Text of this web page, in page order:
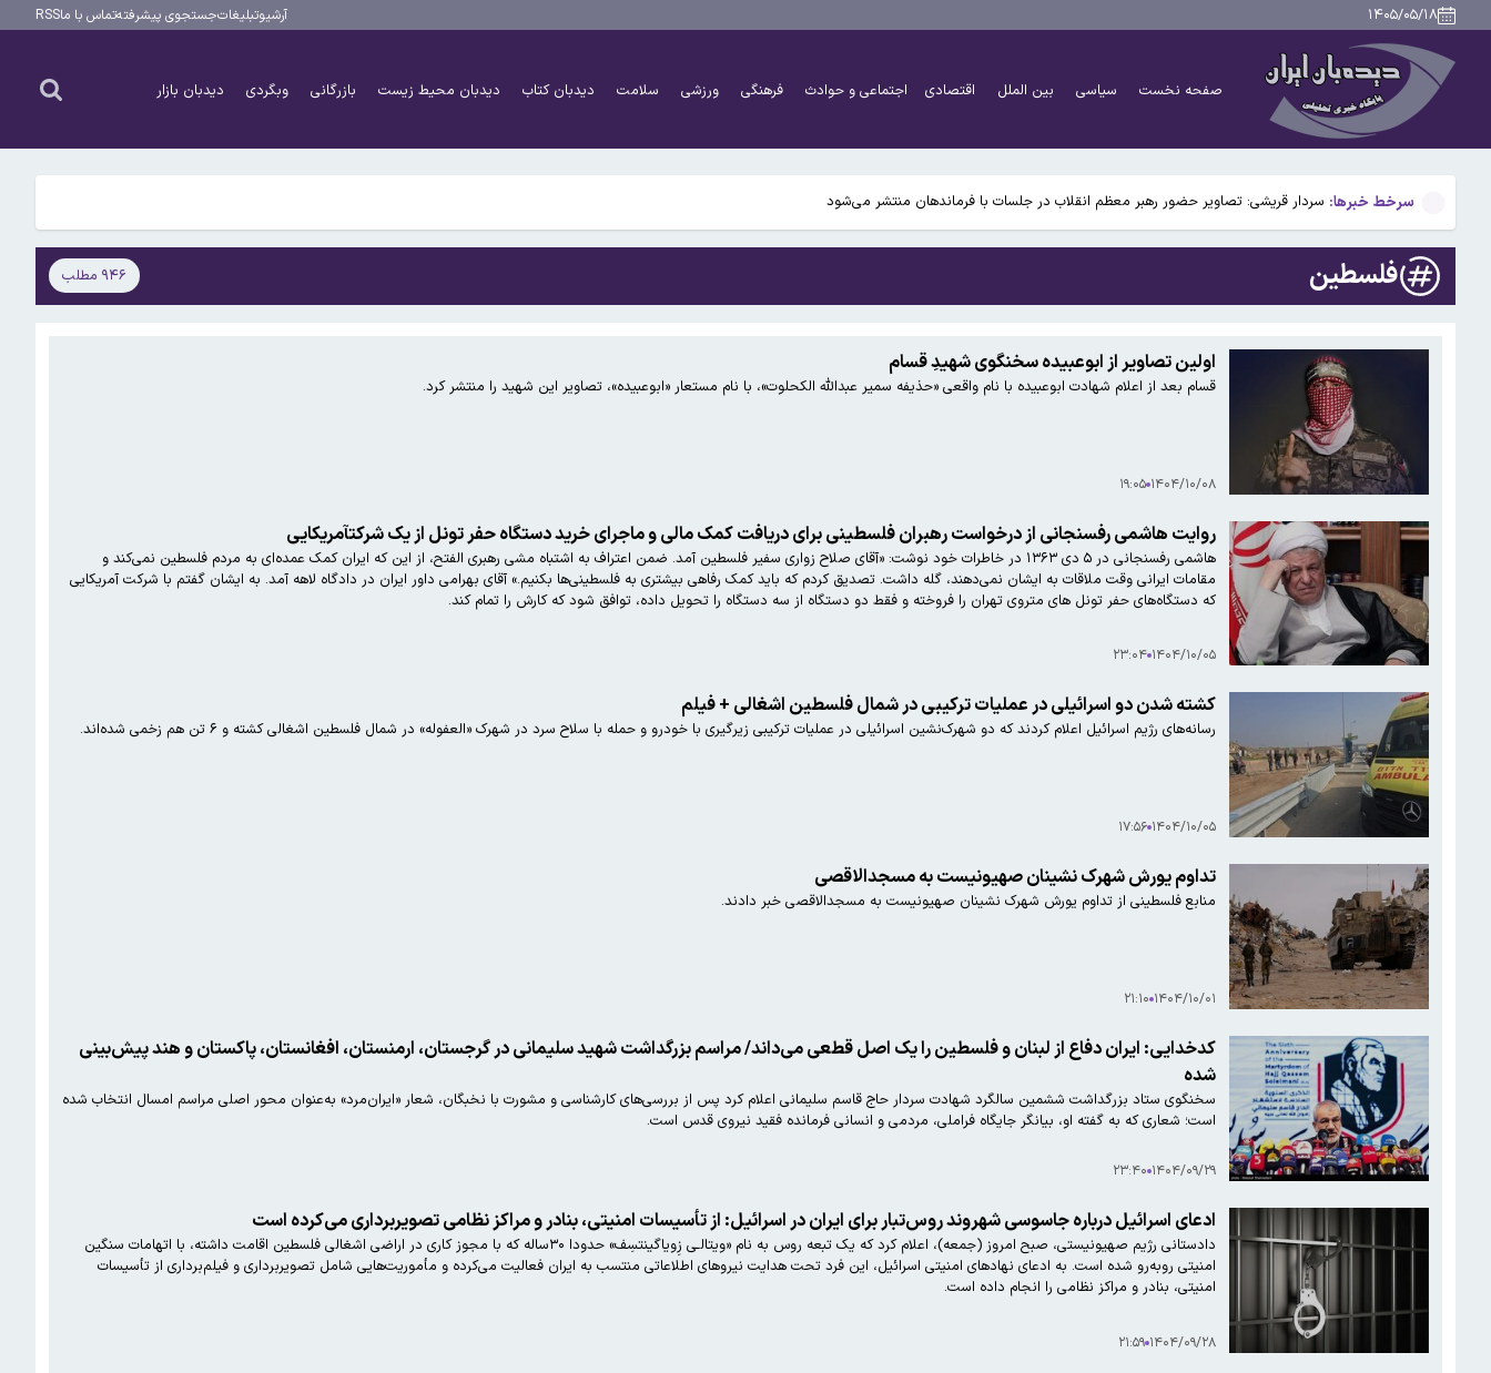
۱۴۰۵/۰۵/۱۸ آرشیوتبلیغاتجستجوی پیشرفتهتماس با ماRSS
صفحه نخست سیاسی بین الملل اقتصادی اجتماعی و حوادث فرهنگی ورزشی سلامت دیدبان کتاب دیدبان محیط زیست بازرگانی وبگردی دیدبان بازار
سرخط خبرها:
رئیس اتاق اصناف کاشان: کاشت ناخن بدون مجوز ممنوع است / برخی خدمات ناخن مداخله در امور پزشکی است
سینماها آخر هفته تعطیل است
محرز: شاهد افزایش تعداد مراجعه بیماران تنفسی هستیم /کرونا در تابستان هم می‌تواند شایع شود
سردار قریشی: تصاویر حضور رهبر معظم انقلاب در جلسات با فرماندهان منتشر می‌شود
واکنش فرزند شهید لاریجانی به اظهارات درباره نحوه شناسایی پدرش با یک تماس تلفنی
سینماها آخر هفته تعطیل است
محرز: شاهد افزایش تعداد مراجعه بیماران تنفسی هستیم /کرونا در تابستان هم می‌تواند شایع شود
فلسطین ۹۴۶ مطلب
اولین تصاویر از ابوعبیده سخنگوی شهیدِ قسام
قسام بعد از اعلام شهادت ابوعبیده با نام واقعی «حذیفه سمیر عبدالله الکحلوت»، با نام مستعار «ابوعبیده»، تصاویر این شهید را منتشر کرد.
۱۴۰۴/۱۰/۰۸ ۱۹:۰۵
روایت هاشمی رفسنجانی از درخواست رهبران فلسطینی برای دریافت کمک مالی و ماجرای خرید دستگاه حفر تونل از یک شرکتآمریکایی
هاشمی رفسنجانی در ۵ دی ۱۳۶۳ در خاطرات خود نوشت: «آقای صلاح زواری سفیر فلسطین آمد. ضمن اعتراف به اشتباه مشی رهبری الفتح، از این که ایران کمک عمده‌ای به مردم فلسطین نمی‌کند و
مقامات ایرانی وقت ملاقات به ایشان نمی‌دهند، گله داشت. تصدیق کردم که باید کمک رفاهی بیشتری به فلسطینی‌ها بکنیم.» آقای بهرامی داور ایران در دادگاه لاهه آمد‌. به ایشان گفتم با شرکت آمریکایی
که دستگاه‌های حفر تونل های متروی تهران را فروخته و فقط دو دستگاه از سه دستگاه را تحویل داده، توافق شود که کارش را تمام کند.
۱۴۰۴/۱۰/۰۵ ۲۳:۰۴
کشته شدن دو اسرائیلی در عملیات ترکیبی در شمال فلسطین اشغالی + فیلم
رسانه‌های رژیم اسرائیل اعلام کردند که دو شهرک‌نشین اسرائیلی در عملیات ترکیبی زیرگیری با خودرو و حمله با سلاح سرد در شهرک «العفوله» در شمال فلسطین اشغالی کشته و ۶ تن هم زخمی شده‌اند.
۱۴۰۴/۱۰/۰۵ ۱۷:۵۶
تداوم یورش شهرک نشینان صهیونیست به مسجدالاقصی
منابع فلسطینی از تداوم یورش شهرک نشینان صهیونیست به مسجدالاقصی خبر دادند.
۱۴۰۴/۱۰/۰۱ ۲۱:۱۰
کدخدایی: ایران دفاع از لبنان و فلسطین را یک اصل قطعی می‌داند/ مراسم بزرگداشت شهید سلیمانی در گرجستان، ارمنستان، افغانستان، پاکستان و هند پیش‌بینی
شده
سخنگوی ستاد بزرگداشت ششمین سالگرد شهادت سردار حاج قاسم سلیمانی اعلام کرد پس از بررسی‌های کارشناسی و مشورت با نخبگان، شعار «ایران‌مرد» به‌عنوان محور اصلی مراسم امسال انتخاب شده
است؛ شعاری که به گفته او، بیانگر جایگاه فراملی، مردمی و انسانی فرمانده فقید نیروی قدس است.
۱۴۰۴/۰۹/۲۹ ۲۳:۴۰
ادعای اسرائیل درباره جاسوسی شهروند روس‌تبار برای ایران در اسرائیل: از تأسیسات امنیتی، بنادر و مراکز نظامی تصویربرداری می‌کرده است
دادستانی رژیم صهیونیستی، صبح امروز (جمعه)، اعلام کرد که یک تبعه روس به نام «ویتالـی زِویاگینتسِف» حدودا ۳۰ساله که با مجوز کاری در اراضی اشغالی فلسطین اقامت داشته، با اتهامات سنگین
امنیتی روبه‌رو شده است. به ادعای نهاد‌های امنیتی اسرائیل، این فرد تحت هدایت نیرو‌های اطلاعاتی منتسب به ایران فعالیت می‌کرده و مأموریت‌هایی شامل تصویربرداری و فیلم‌برداری از تأسیسات
امنیتی، بنادر و مراکز نظامی را انجام داده است.
۱۴۰۴/۰۹/۲۸ ۲۱:۵۹